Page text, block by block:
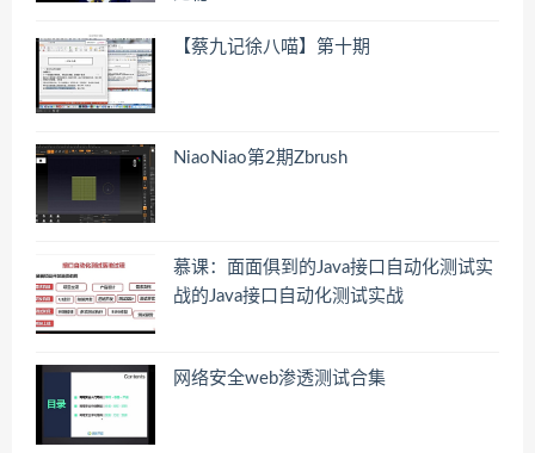
【蔡九记徐八喵】第十期
NiaoNiao第2期Zbrush
慕课：面面俱到的Java接口自动化测试实
战的Java接口自动化测试实战
网络安全web渗透测试合集